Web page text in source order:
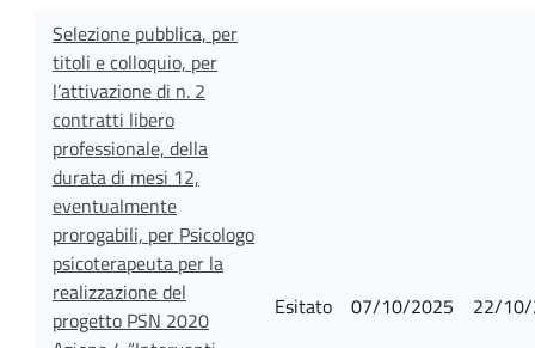
Selezione pubblica, per
titoli e colloquio, per
l’attivazione di n. 2
contratti libero
professionale, della
durata di mesi 12,
eventualmente
prorogabili, per Psicologo
psicoterapeuta per la
realizzazione del
progetto PSN 2020
Esitato 07/10/2025 22/